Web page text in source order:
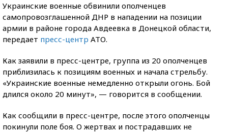
Украинские военные обвинили ополченцев
самопровозглашенной ДНР в нападении на позиции
армии в районе города Авдеевка в Донецкой области,
передает пресс-центр АТО.
Как заявили в пресс-центре, группа из 20 ополченцев
приблизилась к позициям военных и начала стрельбу.
«Украинские военные немедленно открыли огонь. Бой
длился около 20 минут», — говорится в сообщении.
Как сообщили в пресс-центре, после этого ополченцы
покинули поле боя. О жертвах и пострадавших не